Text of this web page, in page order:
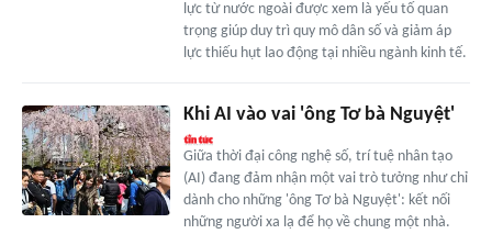
lực từ nước ngoài được xem là yếu tố quan
trọng giúp duy trì quy mô dân số và giảm áp
lực thiếu hụt lao động tại nhiều ngành kinh tế.
Khi AI vào vai 'ông Tơ bà Nguyệt'
Giữa thời đại công nghệ số, trí tuệ nhân tạo
(AI) đang đảm nhận một vai trò tưởng như chỉ
dành cho những 'ông Tơ bà Nguyệt': kết nối
những người xa lạ để họ về chung một nhà.